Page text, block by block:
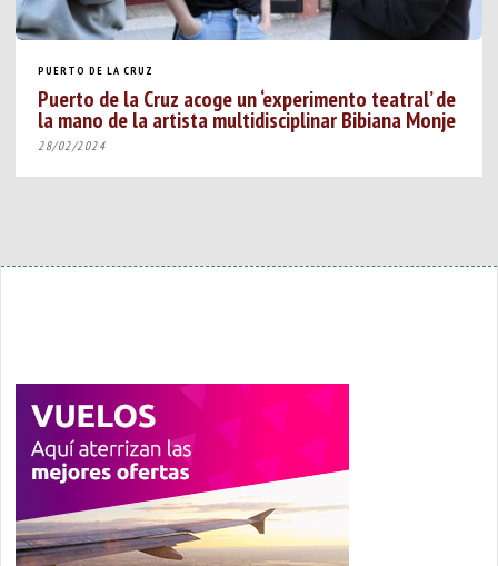
PUERTO DE LA CRUZ
Puerto de la Cruz acoge un ‘experimento teatral’ de
la mano de la artista multidisciplinar Bibiana Monje
28/02/2024